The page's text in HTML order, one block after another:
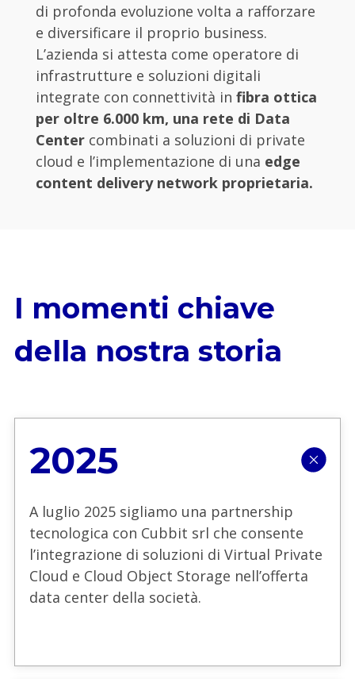
di profonda evoluzione volta a rafforzare
e diversificare il proprio business.
L’azienda si attesta come operatore di
infrastrutture e soluzioni digitali
integrate con connettività in fibra ottica
per oltre 6.000 km, una rete di Data
Center combinati a soluzioni di private
cloud e l’implementazione di una edge
content delivery network proprietaria.
I momenti chiave
della nostra storia
2025
A luglio 2025 sigliamo una partnership
tecnologica con Cubbit srl che consente
l’integrazione di soluzioni di Virtual Private
Cloud e Cloud Object Storage nell’offerta
data center della società.